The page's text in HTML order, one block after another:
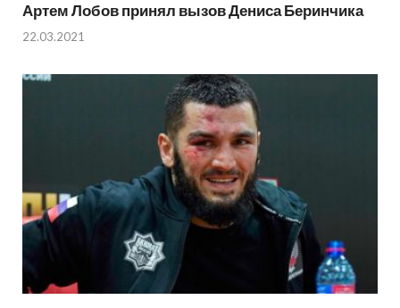
Артем Лобов принял вызов Дениса Беринчика
22.03.2021